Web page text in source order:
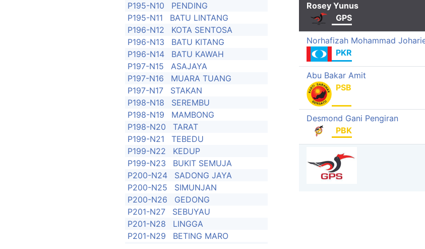
P195-N10
PENDING
P195-N11
BATU LINTANG
P196-N12
KOTA SENTOSA
P196-N13
BATU KITANG
P196-N14
BATU KAWAH
P197-N15
ASAJAYA
P197-N16
MUARA TUANG
P197-N17
STAKAN
P198-N18
SEREMBU
P198-N19
MAMBONG
P198-N20
TARAT
P199-N21
TEBEDU
P199-N22
KEDUP
P199-N23
BUKIT SEMUJA
P200-N24
SADONG JAYA
P200-N25
SIMUNJAN
P200-N26
GEDONG
P201-N27
SEBUYAU
P201-N28
LINGGA
P201-N29
BETING MARO
Rosey Yunus
GPS
Norhafizah Mohammad
PKR
Abu Bakar Amit
PSB
Desmond Gani Pengiran
PBK